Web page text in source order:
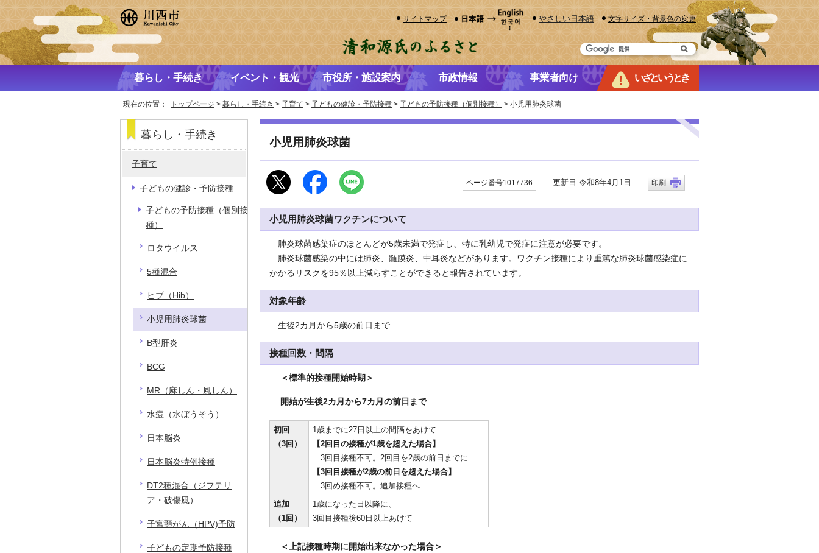
サイトマップ やさしい日本語 文字サイズ・背景色の変更
暮らし・手続き イベント・観光 市役所・施設案内 市政情報 事業者向け いざというとき
現在の位置： トップページ > 暮らし・手続き > 子育て > 子どもの健診・予防接種 > 子どもの予防接種（個別接種） > 小児用肺炎球菌
小児用肺炎球菌
ページ番号1017736 更新日 令和8年4月1日 印刷
小児用肺炎球菌ワクチンについて
肺炎球菌感染症のほとんどが5歳未満で発症し、特に乳幼児で発症に注意が必要です。
肺炎球菌感染の中には肺炎、髄膜炎、中耳炎などがあります。ワクチン接種により重篤な肺炎球菌感染症に
かかるリスクを95％以上減らすことができると報告されています。
対象年齢
生後2カ月から5歳の前日まで
接種回数・間隔
＜標準的接種開始時期＞
開始が生後2カ月から7カ月の前日まで
初回
（3回）
1歳までに27日以上の間隔をあけて
【2回目の接種が1歳を超えた場合】
3回目接種不可。2回目を2歳の前日までに
【3回目接種が2歳の前日を超えた場合】
3回め接種不可。追加接種へ
追加
（1回）
1歳になった日以降に、
3回目接種後60日以上あけて
＜上記接種時期に開始出来なかった場合＞
暮らし・手続き
子育て
子どもの健診・予防接種
子どもの予防接種（個別接
種）
ロタウイルス
5種混合
ヒブ（Hib）
小児用肺炎球菌
B型肝炎
BCG
MR（麻しん・風しん）
水痘（水ぼうそう）
日本脳炎
日本脳炎特例接種
DT2種混合（ジフテリ
ア・破傷風）
子宮頸がん（HPV)予防
子どもの定期予防接種